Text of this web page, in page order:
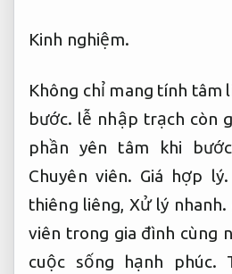
Kinh nghiệm.
Không chỉ mang tính tâm
bước. lễ nhập trạch còn
phần yên tâm khi
Chuyên viên. Giá hợp lý.
thiêng liêng, Xử lý nhanh.
viên trong gia đình cùng
cuộc sống hạnh phúc.